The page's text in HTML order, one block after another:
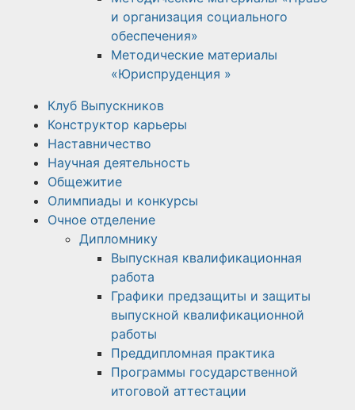
и организация социального
обеспечения»
Методические материалы
«Юриспруденция »
Клуб Выпускников
Конструктор карьеры
Наставничество
Научная деятельность
Общежитие
Олимпиады и конкурсы
Очное отделение
Дипломнику
Выпускная квалификационная
работа
Графики предзащиты и защиты
выпускной квалификационной
работы
Преддипломная практика
Программы государственной
итоговой аттестации